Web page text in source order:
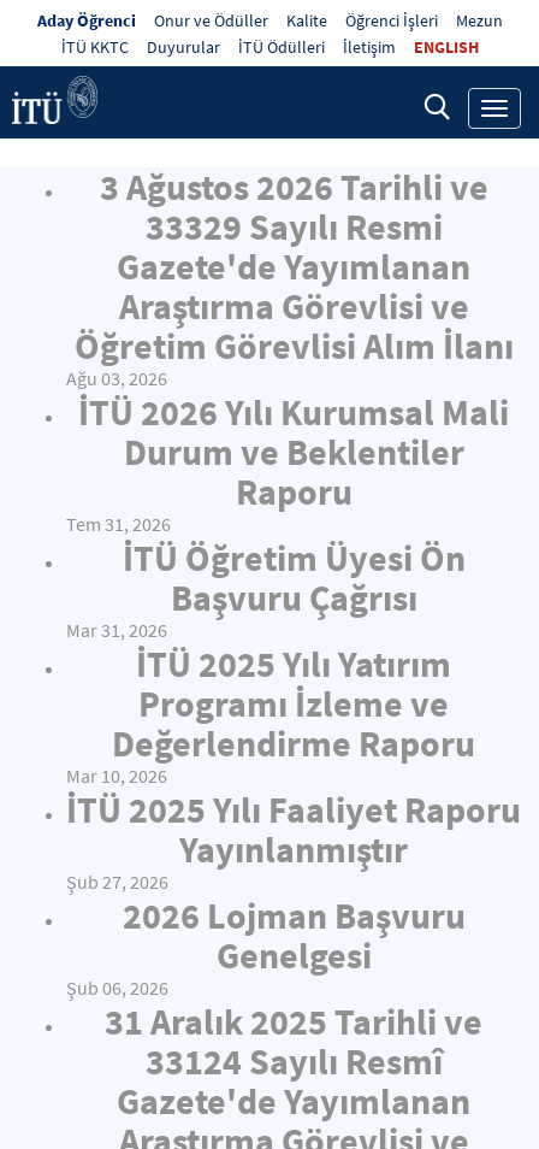
Aday Öğrenci Onur ve Ödüller Kalite Öğrenci İşleri
Mezun
İTÜ KKTC
Duyurular İTÜ Ödülleri İletişim ENGLISH
3 Ağustos 2026 Tarihli ve
33329 Sayılı Resmi
Gazete'de Yayımlanan
Araştırma Görevlisi ve
Öğretim Görevlisi Alım İlanı
Ağu 03, 2026
İTÜ 2026 Yılı Kurumsal Mali
Durum ve Beklentiler
Raporu
Tem 31, 2026
İTÜ Öğretim Üyesi Ön
Başvuru Çağrısı
Mar 31, 2026
İTÜ 2025 Yılı Yatırım
Programı İzleme ve
Değerlendirme Raporu
Mar 10, 2026
İTÜ 2025 Yılı Faaliyet Raporu
Yayınlanmıştır
Şub 27, 2026
2026 Lojman Başvuru
Genelgesi
Şub 06, 2026
31 Aralık 2025 Tarihli ve
33124 Sayılı Resmî
Gazete'de Yayımlanan